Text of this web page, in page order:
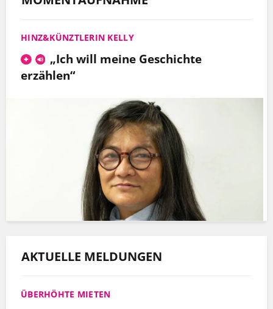
HINZ&KÜNZTLERIN KELLY
„Ich will meine Geschichte
erzählen“
AKTUELLE MELDUNGEN
ÜBERHÖHTE MIETEN